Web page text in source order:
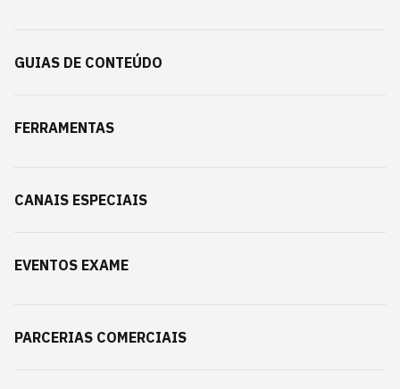
GUIAS DE CONTEÚDO
FERRAMENTAS
CANAIS ESPECIAIS
EVENTOS EXAME
PARCERIAS COMERCIAIS